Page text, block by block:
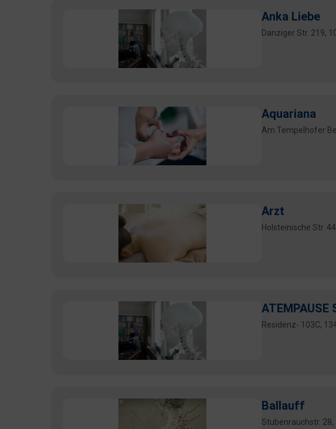
Anka Liebe
Danziger Str. 219,
Aquariana
Am Tempelhofer
Arzt
Holsteinische Str.
Residenz- 103C,
Ballauff
Stubenrauchstr.